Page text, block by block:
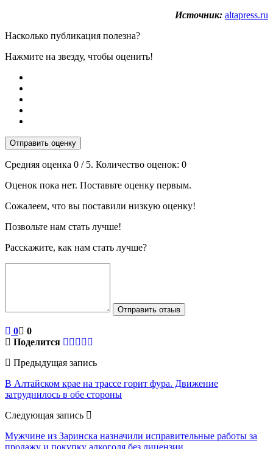
Источник: altapress.ru
Насколько публикация полезна?
Нажмите на звезду, чтобы оценить!
Отправить оценку
Средняя оценка 0 / 5. Количество оценок: 0
Оценок пока нет. Поставьте оценку первым.
Сожалеем, что вы поставили низкую оценку!
Позвольте нам стать лучше!
Расскажите, как нам стать лучше?
Отправить отзыв
0
0
Поделится
Предыдущая запись
В Алтайском крае на трассе горит фура. Движение
затруднилось в обе стороны
Следующая запись
Мужчине из Заринска назначили исправительные работы за
продажу и покупку алкоголя без лицензии